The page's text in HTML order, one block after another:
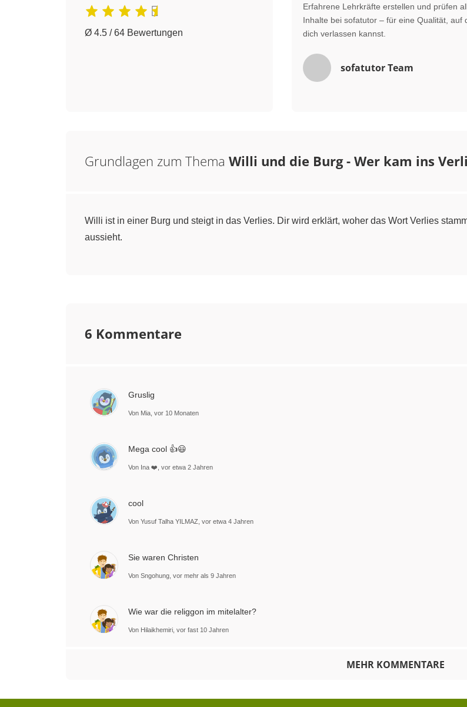
Ø 4.5 / 64 Bewertungen
Erfahrene Lehrkräfte erstellen und prüfen
Inhalte bei sofatutor – für eine Qualität, auf
dich verlassen kannst.
sofatutor Team
Grundlagen zum Thema Willi und die Burg - Wer kam ins
Willi ist in einer Burg und steigt in das Verlies. Dir wird erklärt, woher das Wort Verlies
aussieht.
6 Kommentare
Gruslig
Von Mia, vor 10 Monaten
Mega cool 👍😃
Von Ina ❤️, vor etwa 2 Jahren
cool
Von Yusuf Talha YILMAZ, vor etwa 4 Jahren
Sie waren Christen
Von Sngohung, vor mehr als 9 Jahren
Wie war die religgon im mitelalter?
Von Hilaikhemiri, vor fast 10 Jahren
MEHR KOMMENTARE